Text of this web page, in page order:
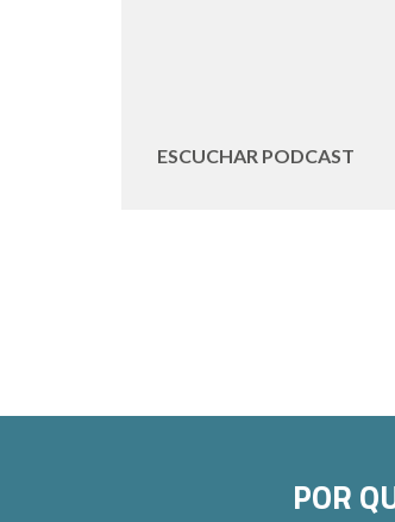
ESCUCHAR PODCAST
POR